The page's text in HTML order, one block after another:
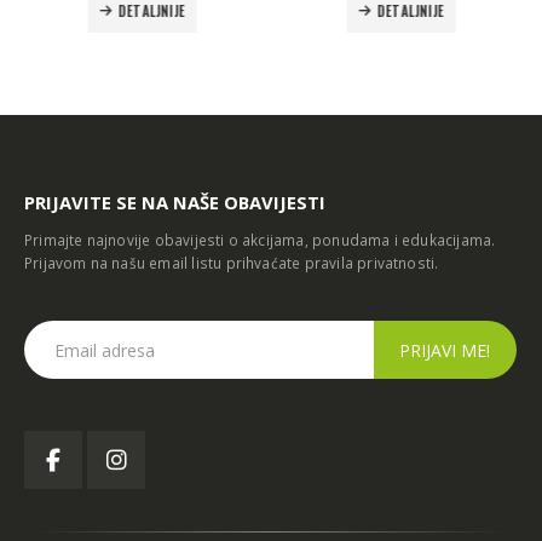
DETALJNIJE DETALJNIJE
PRIJAVITE SE NA NAŠE OBAVIJESTI
Primajte najnovije obavijesti o akcijama, ponudama i edukacijama.
Prijavom na našu email listu prihvaćate pravila privatnosti.